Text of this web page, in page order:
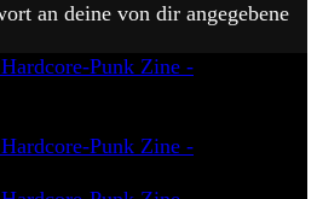
an deine von dir angegebene